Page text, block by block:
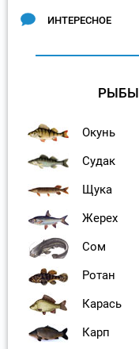
ИНТЕРЕСНОЕ
РЫБЫ
Окунь
Судак
Щука
Жерех
Сом
Ротан
Карась
Карп